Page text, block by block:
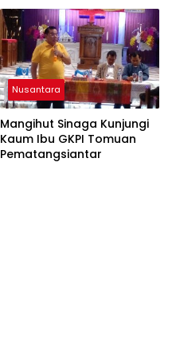
Nusantara
Mangihut Sinaga Kunjungi
Kaum Ibu GKPI Tomuan
Pematangsiantar